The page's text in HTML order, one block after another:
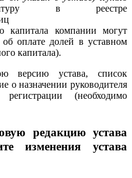
в реестре
капитала компании могут
об оплате долей в уставном
капитала).
версию устава, список
о назначении руководителя
(необходимо
редакцию устава
изменения устава